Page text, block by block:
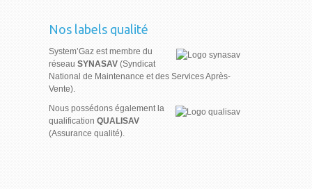
Nos labels qualité
System’Gaz est membre du
réseau SYNASAV (Syndicat
National de Maintenance et des Services Après-
Vente).
Nous possédons également la
qualification QUALISAV
(Assurance qualité).